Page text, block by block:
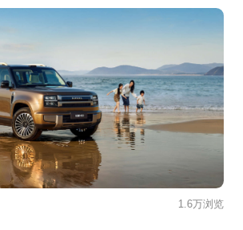
1.6万浏览